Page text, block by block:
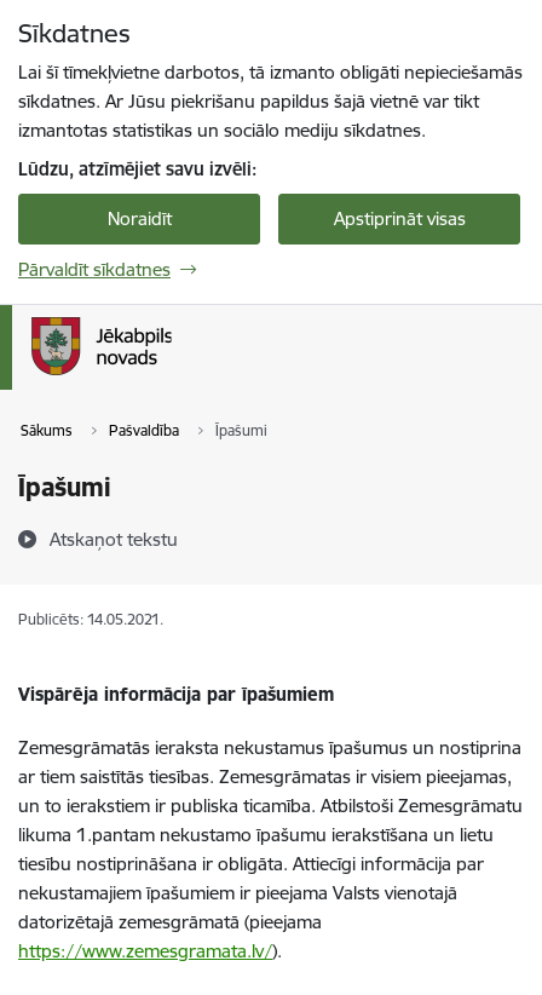
Sīkdatnes
Lai šī tīmekļvietne darbotos, tā izmanto obligāti nepieciešamās
sīkdatnes. Ar Jūsu piekrišanu papildus šajā vietnē var tikt
izmantotas statistikas un sociālo mediju sīkdatnes.
Lūdzu, atzīmējiet savu izvēli:
Noraidīt Apstiprināt visas
Pārvaldīt sīkdatnes
Sākums Pašvaldība Īpašumi
Īpašumi
Atskaņot tekstu
Publicēts: 14.05.2021.
Vispārēja informācija par īpašumiem
Zemesgrāmatās ieraksta nekustamus īpašumus un nostiprina
ar tiem saistītās tiesības. Zemesgrāmatas ir visiem pieejamas,
un to ierakstiem ir publiska ticamība. Atbilstoši Zemesgrāmatu
likuma 1.pantam nekustamo īpašumu ierakstīšana un lietu
tiesību nostiprināšana ir obligāta. Attiecīgi informācija par
nekustamajiem īpašumiem ir pieejama Valsts vienotajā
datorizētajā zemesgrāmatā (pieejama
https://www.zemesgramata.lv/).